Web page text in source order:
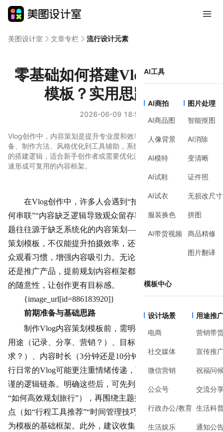
AI工具
AI商拍
AI商品图
人像背景
AI模特
AI试鞋
AI试衣
服装换色
AI带货视频
图片处理
智能抠图
AI消除
变清晰
证件照
无损改尺寸
拼图
商品精修
图片翻译
模板中心
设计场景
电商
社交媒体
微信营销
公众号
行政办公/教育
生活娱乐
用途推
营销带
宣传推
祝福问
交流分
生活科
通知公
美图设计室 文章专栏 流行设计元素
零基础如何搭建Vlog内容策划
模板？实用思路分享
2026-06-09 18:58
Vlog创作中，内容策划是提升专业度和效率的关键。本文从前期准
备、制作方法、风格优化到工具辅助，系统讲解Vlog内容策划模板
的搭建逻辑，适合新手创作者或需要优化流程的进阶用户，帮助快
速形成可复用的内容框架。
在Vlog创作中，许多人会遇到“拍了很多素材却不知如
何串联”“内容缺乏逻辑导致观众留存率低”等问题。这些问
题往往源于缺乏系统化的内容策划——一个清晰的Vlog内容
策划模板，不仅能提升拍摄效率，还能让视频结构更符合观
众观看习惯，增强内容吸引力。无论是记录生活、分享知识
还是推广产品，提前规划内容框架都能避免“想到哪拍到哪”
的随意性，让创作更有目标感。
{image_url[id=886183920]}
前期准备与基础思路
制作Vlog内容策划模板前，需明确三个核心问题：视频
用途（记录、分享、营销？）、目标受众（年龄、
求？）、内容时长（3分钟还是10分钟？）。例如，记录旅
行日常的Vlog可能更注重情绪传递，而知识类Vlog需要更严
谨的逻辑链条。明确这些后，可先列出视频的核心主题（如
“如何高效规划旅行”），再围绕主题拆解出2-3个关键信息
点（如“行程工具推荐”“时间管理技巧”），这些信息点将成
为模板的基础框架。此外，建议收集同类优质Vlog作为参